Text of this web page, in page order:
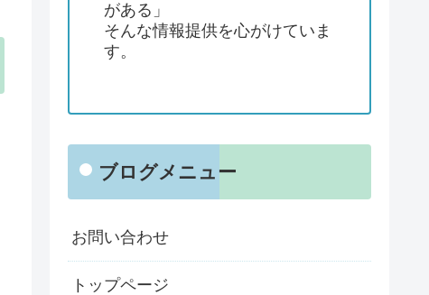
がある」
そんな情報提供を心がけていま
す。
ブログメニュー
お問い合わせ
トップページ